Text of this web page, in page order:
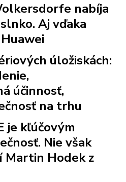
nabíja
Aj vďaka
úložiskách:
účinnosť,
na trhu
je kľúčovým
Nie však
Martin Hodek z